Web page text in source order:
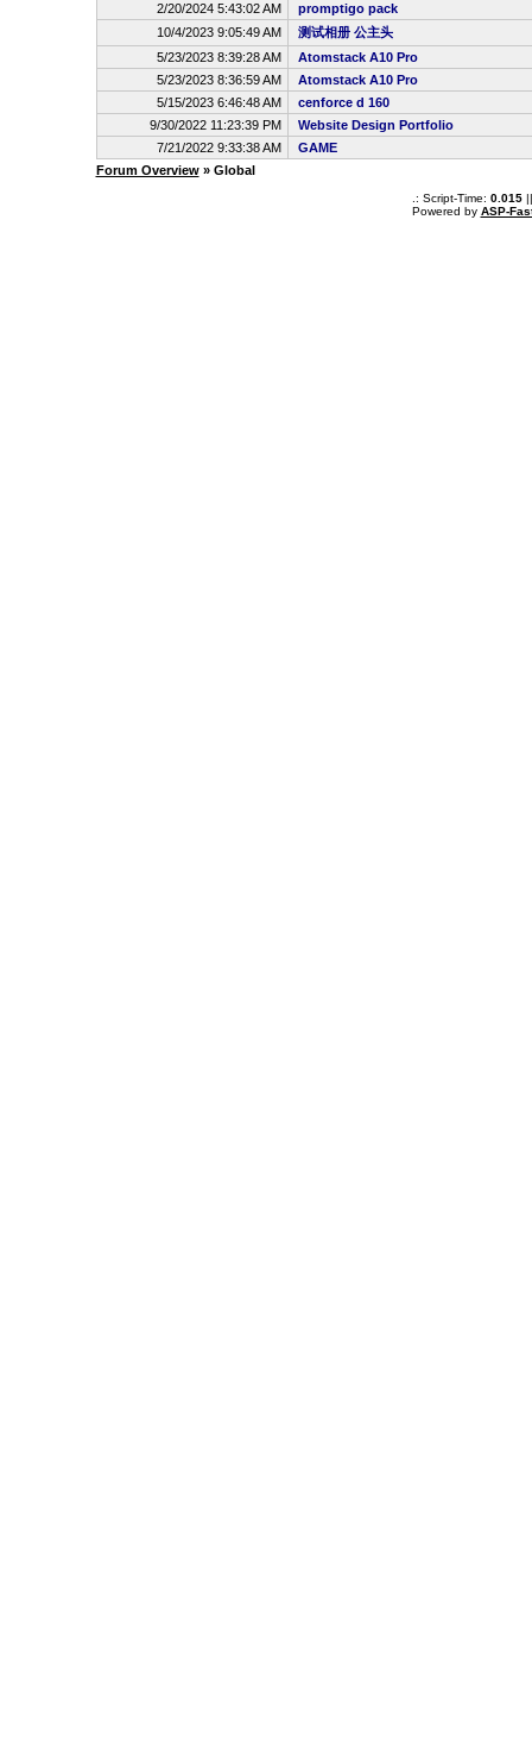
2/20/2024 5:43:02 AM
promptigo pack
10/4/2023 9:05:49 AM
测试相册 公主头
5/23/2023 8:39:28 AM
Atomstack A10 Pro
5/23/2023 8:36:59 AM
Atomstack A10 Pro
5/15/2023 6:46:48 AM
cenforce d 160
9/30/2022 11:23:39 PM
Website Design Portfolio
7/21/2022 9:33:38 AM
GAME
Forum Overview» Global
.: Script-Time: 0.015||
Powered by ASP-